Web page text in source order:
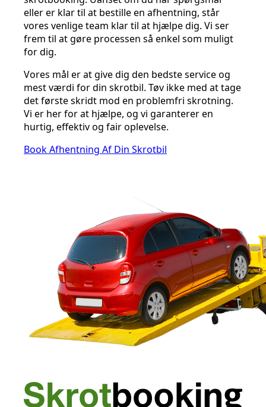
eller er klar til at bestille en afhentning, står
vores venlige team klar til at hjælpe dig. Vi ser
frem til at gøre processen så enkel som muligt
for dig.
Vores mål er at give dig den bedste service og
mest værdi for din skrotbil. Tøv ikke med at tage
det første skridt mod en problemfri skrotning.
Vi er her for at hjælpe, og vi garanterer en
hurtig, effektiv og fair oplevelse.
Book Afhentning Af Din Skrotbil